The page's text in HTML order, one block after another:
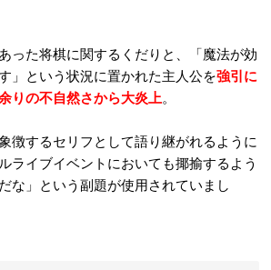
った将棋に関するくだりと、「魔法が効
」という状況に置かれた主人公を強引に
りの不自然さから大炎上。
徴するセリフとして語り継がれるように
ライブイベントにおいても揶揄するよう
な」という副題が使用されていまし